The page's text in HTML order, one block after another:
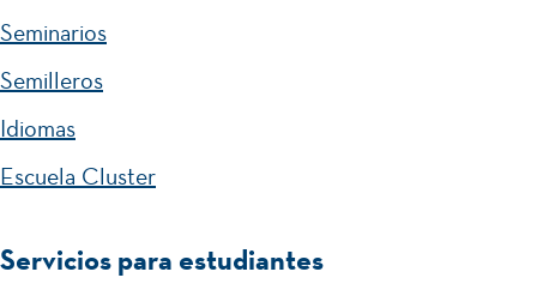
Seminarios
Semilleros
Idiomas
Escuela Cluster
Servicios para estudiantes